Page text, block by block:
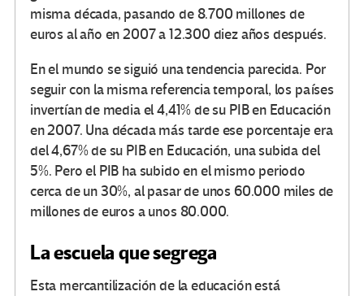
misma década, pasando de 8.700 millones de
euros al año en 2007 a 12.300 diez años después.
En el mundo se siguió una tendencia parecida. Por
seguir con la misma referencia temporal, los países
invertían de media el 4,41% de su PIB en Educación
en 2007. Una década más tarde ese porcentaje era
del 4,67% de su PIB en Educación, una subida del
5%. Pero el PIB ha subido en el mismo periodo
cerca de un 30%, al pasar de unos 60.000 miles de
millones de euros a unos 80.000.
La escuela que segrega
Esta mercantilización de la educación está